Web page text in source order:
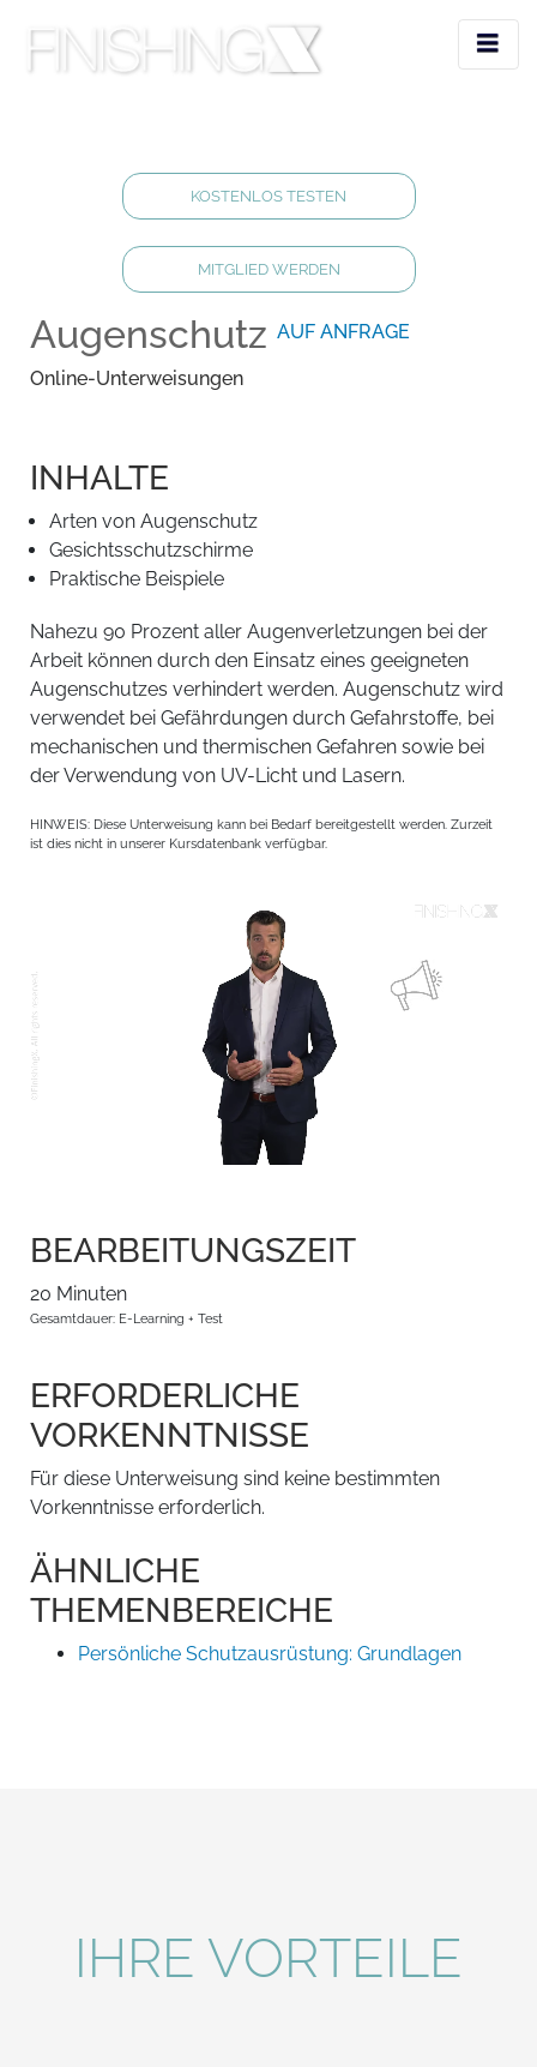
KOSTENLOS TESTEN
MITGLIED WERDEN
Augenschutz AUF ANFRAGE
Online-Unterweisungen
INHALTE
Arten von Augenschutz
Gesichtsschutzschirme
Praktische Beispiele
Nahezu 90 Prozent aller Augenverletzungen bei der
Arbeit können durch den Einsatz eines geeigneten
Augenschutzes verhindert werden. Augenschutz wird
verwendet bei Gefährdungen durch Gefahrstoffe, bei
mechanischen und thermischen Gefahren sowie bei
der Verwendung von UV-Licht und Lasern.
HINWEIS: Diese Unterweisung kann bei Bedarf bereitgestellt werden. Zurzeit
ist dies nicht in unserer Kursdatenbank verfügbar.
BEARBEITUNGSZEIT
20 Minuten
Gesamtdauer: E-Learning + Test
ERFORDERLICHE
VORKENNTNISSE
Für diese Unterweisung sind keine bestimmten
Vorkenntnisse erforderlich.
ÄHNLICHE
THEMENBEREICHE
Persönliche Schutzausrüstung: Grundlagen
IHRE VORTEILE